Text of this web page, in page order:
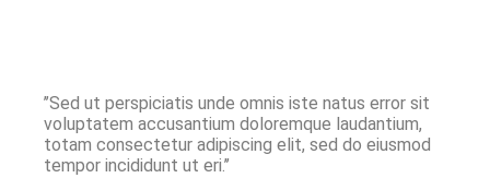
’’Sed ut perspiciatis unde omnis iste natus error sit
voluptatem accusantium doloremque laudantium,
totam consectetur adipiscing elit, sed do eiusmod
tempor incididunt ut eri.’’